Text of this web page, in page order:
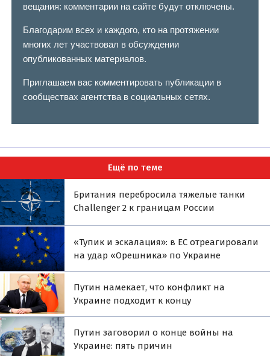
вещания: комментарии на сайте будут отключены.
Благодарим всех и каждого, кто на протяжении
многих лет участвовал в обсуждении
опубликованных материалов.
Приглашаем вас комментировать публикации в
сообществах агентства в социальных сетях.
Ещё по теме
Британия перебросила тяжелые танки
Challenger 2 к границам России
«Тупик и эскалация»: в ЕС отреагировали
на удар «Орешника» по Украине
Путин намекает, что конфликт на
Украине подходит к концу
Путин заговорил о конце войны на
Украине: пять причин